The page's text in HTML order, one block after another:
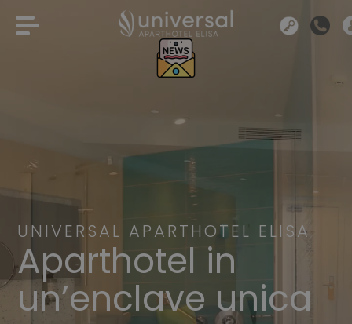
UNIVERSAL APARTHOTEL ELISA
Aparthotel in
un’enclave unica